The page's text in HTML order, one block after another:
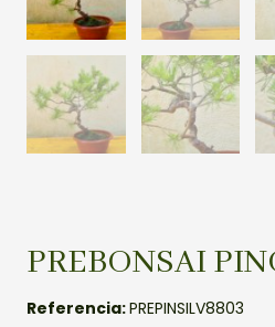
PREBONSAI
Referencia:PREPINSILV8803